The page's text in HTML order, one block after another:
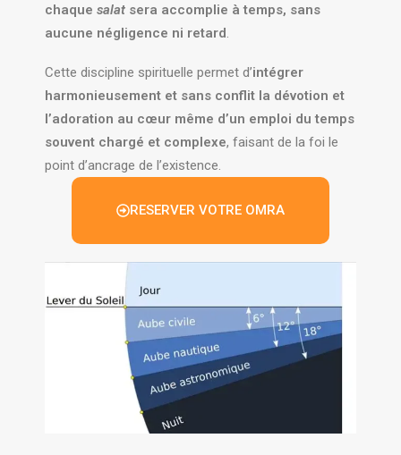
chaque salat sera accomplie à temps, sans
aucune négligence ni retard.
Cette discipline spirituelle permet d’intégrer
harmonieusement et sans conflit la dévotion et
l’adoration au cœur même d’un emploi du temps
souvent chargé et complexe, faisant de la foi le
point d’ancrage de l’existence.
RESERVER VOTRE OMRA